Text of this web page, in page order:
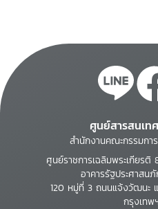
ศูนย์สารสนเ
สำนักงานคณะกรรมก
ศูนย์ราชการเฉลิมพระเกียร
อาคารรัฐประศาสน
120 หมู่ที่ 3 ถนนแจ้งวัฒนะ
กรุงเทพ